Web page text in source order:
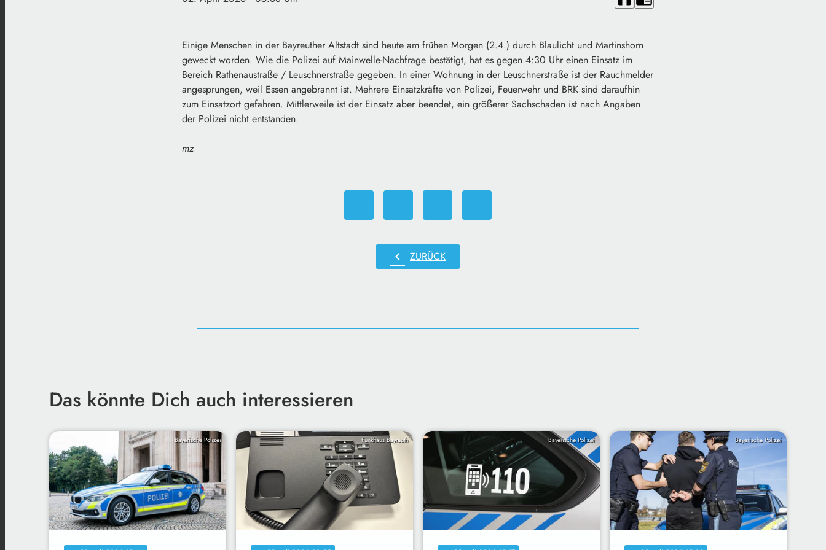
Einige Menschen in der Bayreuther Altstadt sind heute am frühen Morgen (2.4.) durch Blaulicht und Martinshorn
geweckt worden. Wie die Polizei auf Mainwelle-Nachfrage bestätigt, hat es gegen 4:30 Uhr einen Einsatz im
Bereich Rathenaustraße / Leuschnerstraße gegeben. In einer Wohnung in der Leuschnerstraße ist der Rauchmelder
angesprungen, weil Essen angebrannt ist. Mehrere Einsatzkräfte von Polizei, Feuerwehr und BRK sind daraufhin
zum Einsatzort gefahren. Mittlerweile ist der Einsatz aber beendet, ein größerer Sachschaden ist nach Angaben
der Polizei nicht entstanden.
mz
chevron_left ZURÜCK
Das könnte Dich auch interessieren
Bayerische Polizei Funkhaus Bayreuth Bayerische Polizei Bayerische Polizei